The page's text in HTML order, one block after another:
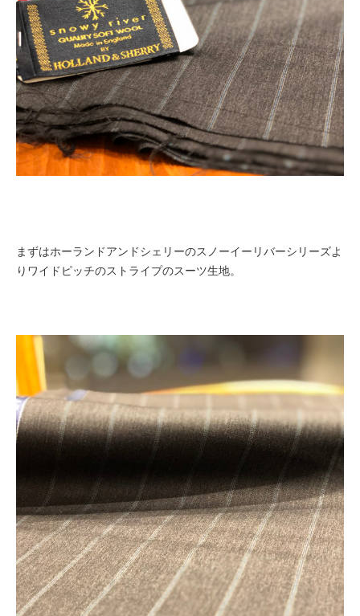
まずはホーランドアンドシェリーのスノーイーリバーシリーズよ
りワイドピッチのストライプのスーツ生地。